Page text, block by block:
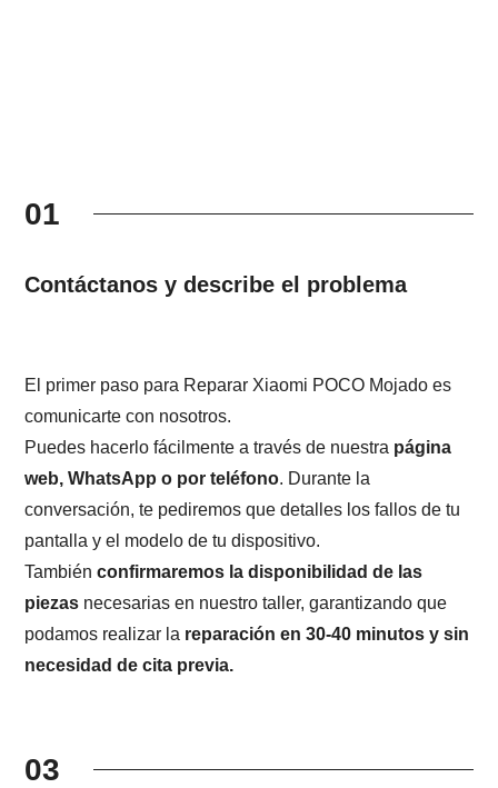
01
Contáctanos y describe el problema
El primer paso para Reparar Xiaomi POCO Mojado es
comunicarte con nosotros.
Puedes hacerlo fácilmente a través de nuestra página
web, WhatsApp o por teléfono. Durante la
conversación, te pediremos que detalles los fallos de tu
pantalla y el modelo de tu dispositivo.
Tambiénconfirmaremos la disponibilidad de las
piezas necesarias en nuestro taller, garantizando que
podamos realizar la reparación en 30-40 minutos y sin
necesidad de cita previa.
03